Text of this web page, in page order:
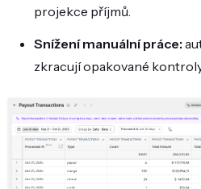
projekce příjmů.
Snížení manuální práce:
zkracují opakované